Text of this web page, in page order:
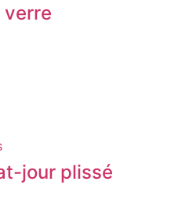
verre
jour plissé